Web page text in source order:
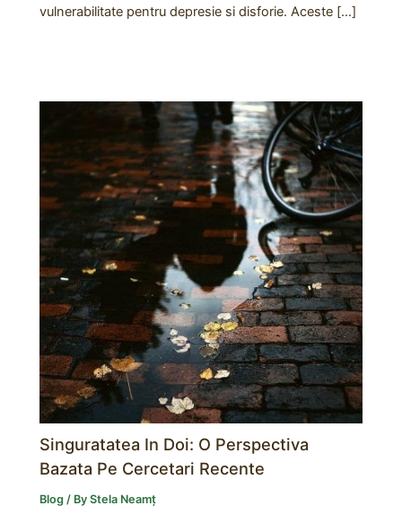
vulnerabilitate pentru depresie si disforie. Aceste […]
Singuratatea In Doi: O Perspectiva
Bazata Pe Cercetari Recente
Blog / ByStela Neamț